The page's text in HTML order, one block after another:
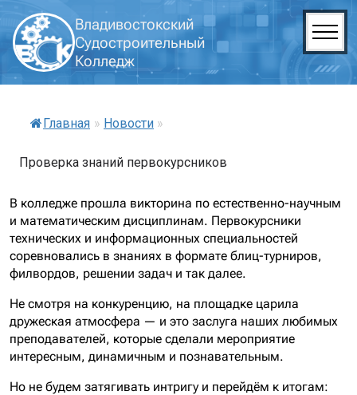
Владивостокский
Судостроительный
Колледж
Главная » Новости »
Проверка знаний первокурсников
В колледже прошла викторина по естественно-научным
и математическим дисциплинам. Первокурсники
технических и информационных специальностей
соревновались в знаниях в формате блиц-турниров,
филвордов, решении задач и так далее.
Не смотря на конкуренцию, на площадке царила
дружеская атмосфера — и это заслуга наших любимых
преподавателей, которые сделали мероприятие
интересным, динамичным и познавательным.
Но не будем затягивать интригу и перейдём к итогам: